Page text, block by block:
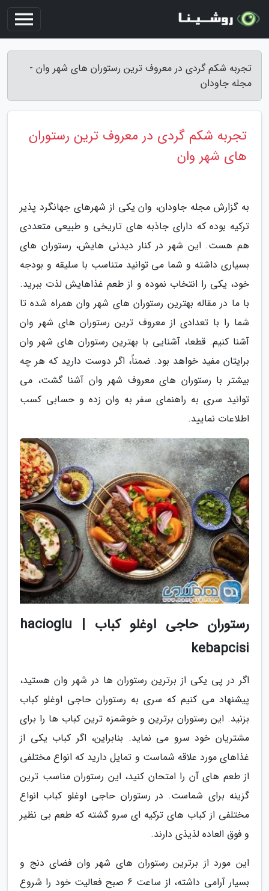
تجربه شکم گردی در معروف ترین رستوران های شهر وان -
مجله جاودان
تجربه شکم گردی در معروف ترین رستوران
های شهر وان
به گزارش مجله جاودان، وان یکی از شهرهای جهانگرد پذیر
ترکیه بوده که دارای جاذبه های تاریخی و طبیعی متعددی
هم هست. این شهر در کنار دیدنی هایش، رستوران های
بسیاری داشته و شما می توانید متناسب با سلیقه و بودجه
خود، یکی را انتخاب نموده و از طعم غذاهایش لذت ببرید.
با ما در مقاله بهترین رستوران های شهر وان همراه شده تا
شما را با تعدادی از معروف ترین رستوران های شهر وان
آشنا کنیم. قطعا، آشنایی با بهترین رستوران های شهر وان
برایتان مفید خواهد بود. ضمناً، اگر دوست دارید که هر چه
بیشتر با رستوران های معروف شهر وان آشنا گشت، می
توانید سری به راهنمای سفر به وان زده و حسابی کسب
اطلاعات نمایید.
رستوران حاجی اوغلو کباب | hacioglu
kebapcisi
اگر در پی یکی از برترین رستوران ها در شهر وان هستید،
پیشنهاد می کنیم که سری به رستوران حاجی اوغلو کباب
بزنید. این رستوران برترین و خوشمزه ترین کباب ها را برای
مشتریان خود سرو می نماید. بنابراین، اگر کباب یکی از
غذاهای مورد علاقه شماست و تمایل دارید که انواع مختلفی
از طعم های آن را امتحان کنید، این رستوران مناسب ترین
گزینه برای شماست. در رستوران حاجی اوغلو کباب انواع
مختلفی از کباب های ترکیه ای سرو گشته که طعم بی نظیر
و فوق العاده لذیذی دارند.
این مورد از برترین رستوران های شهر وان فضای دنج و
بسیار آرامی داشته، از ساعت 6 صبح فعالیت خود را شروع